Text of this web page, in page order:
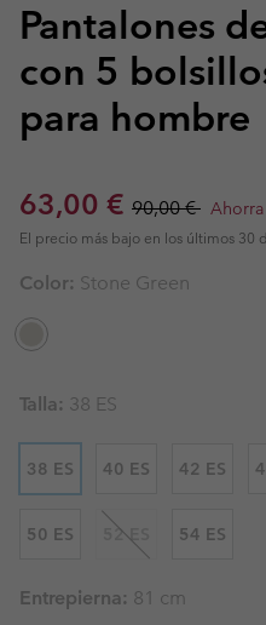
Pantalones
con 5
para hombre
Sale price:
63,00 € Regular price:
90,00 €
El precio más bajo en los últimos 30
Color: Stone Green
Talla: 38 ES
38 ES 40 ES 42 ES
50 ES 52 ES 54 ES
Entrepierna: 81 cm